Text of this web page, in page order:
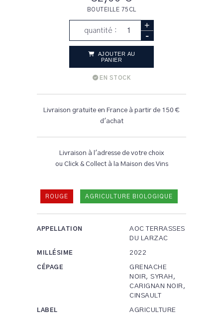
BOUTEILLE 75CL
quantité : +
-
AJOUTER AU
PANIER
EN STOCK
Livraison gratuite en France à partir de 150 €
d'achat
Livraison à l'adresse de votre choix
ou Click & Collect à la Maison des Vins
ROUGE AGRICULTURE BIOLOGIQUE
APPELLATION
AOC TERRASSES
DU LARZAC
MILLÉSIME 2022
CÉPAGE
GRENACHE
NOIR, SYRAH,
CARIGNAN NOIR,
CINSAULT
LABEL
AGRICULTURE